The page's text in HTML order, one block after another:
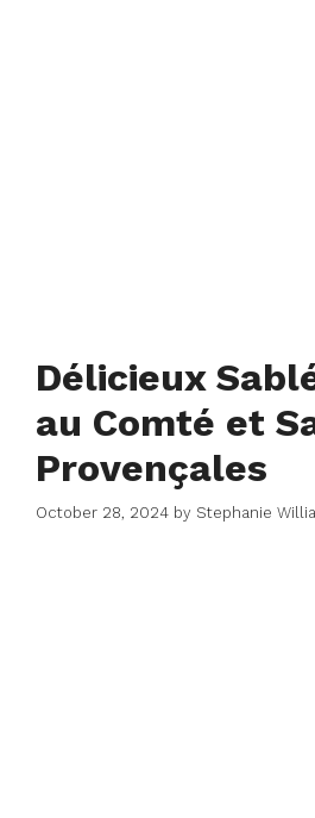
Délicieux
au Comté et
Provençales
October 28, 2024 by Stephanie